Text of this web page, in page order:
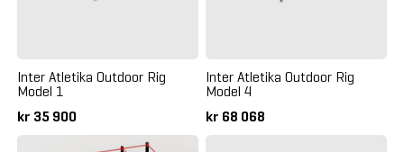
Inter Atletika Outdoor Rig
Model 1
kr 35 900
Inter Atletika Outdoor Rig
Model 4
kr 68 068